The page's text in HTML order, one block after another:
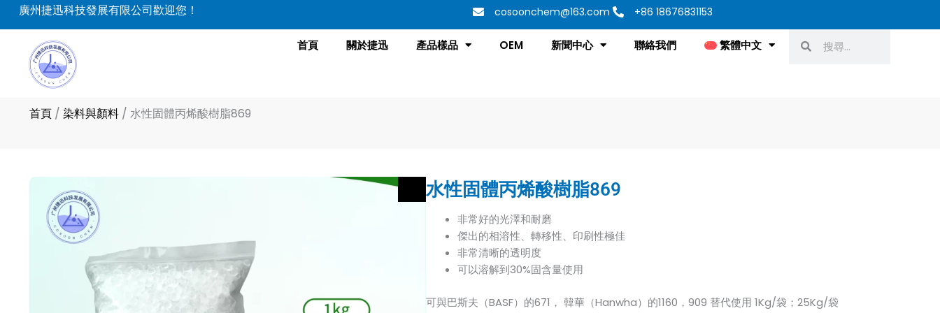
廣州捷迅科技發展有限公司歡迎您！ cosoonchem@163.com +86 18676831153
首頁 關於捷迅 產品樣品 OEM 新聞中心 聯絡我們 繁體中文
尋
首頁 / 染料與顏料 / 水性固體丙烯酸樹脂869
水性固體丙烯酸樹脂869
⾮常好的光澤和耐磨
傑出的相溶性、轉移性、印刷性極佳
⾮常清晰的透明度
可以溶解到30%固含量使⽤
可與巴斯夫（BASF）的671， 韓華（Hanwha）的1160，909 替代使用 1Kg/袋；25Kg/袋